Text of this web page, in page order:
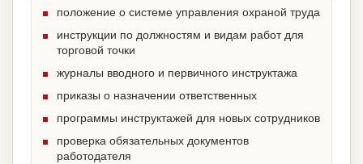
положение о системе управления охраной труда
инструкции по должностям и видам работ для
торговой точки
журналы вводного и первичного инструктажа
приказы о назначении ответственных
программы инструктажей для новых сотрудников
проверка обязательных документов
работодателя